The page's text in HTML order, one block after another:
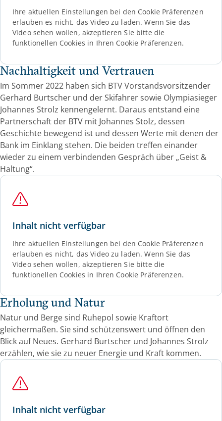
Nachhaltigkeit und Vertrauen
Im Sommer 2022 haben sich BTV Vorstandsvorsitzender
Gerhard Burtscher und der Skifahrer sowie Olympiasieger
Johannes Strolz kennengelernt. Daraus entstand eine
Partnerschaft der BTV mit Johannes Stolz, dessen
Geschichte bewegend ist und dessen Werte mit denen der
Bank im Einklang stehen. Die beiden treffen einander
wieder zu einem verbindenden Gespräch über „Geist &
Haltung“.
Ihre aktuellen Einstellungen bei den Cookie Präferenzen
erlauben es nicht, das Video zu laden. Wenn Sie das
Video sehen wollen, akzeptieren Sie bitte die
funktionellen Cookies in Ihren Cookie Präferenzen.
Erholung und Natur
Natur und Berge sind Ruhepol sowie Kraftort
gleichermaßen. Sie sind schützenswert und öffnen den
Blick auf Neues. Gerhard Burtscher und Johannes Strolz
erzählen, wie sie zu neuer Energie und Kraft kommen.
Inhalt nicht verfügbar
Ihre aktuellen Einstellungen bei den Cookie Präferenzen
erlauben es nicht, das Video zu laden. Wenn Sie das
Video sehen wollen, akzeptieren Sie bitte die
funktionellen Cookies in Ihren Cookie Präferenzen.
Inhalt nicht verfügbar